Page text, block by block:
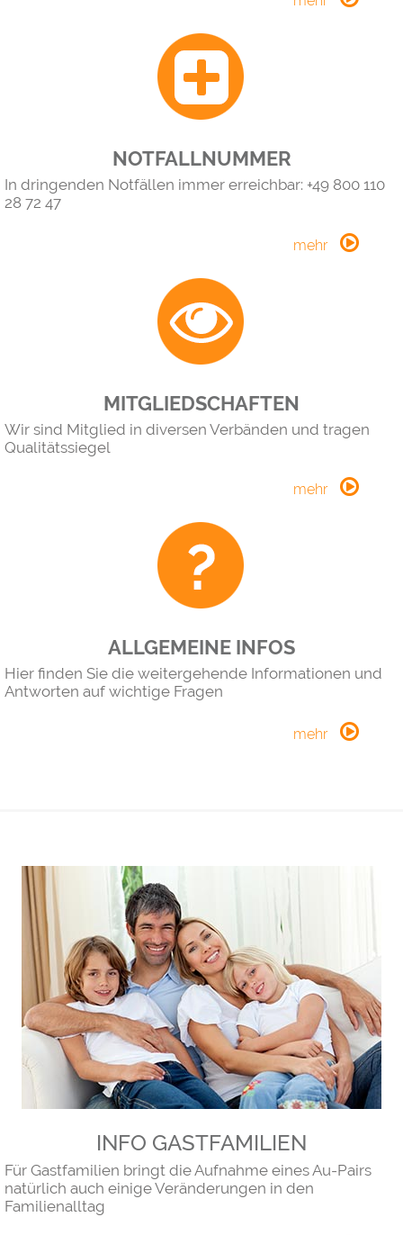
NOTFALLNUMMER
In dringenden Notfällen immer erreichbar: +49 800 110
28 72 47
MITGLIEDSCHAFTEN
Wir sind Mitglied in diversen Verbänden und tragen
Qualitätssiegel
ALLGEMEINE INFOS
Hier finden Sie die weitergehende Informationen und
Antworten auf wichtige Fragen
INFO GASTFAMILIEN
Für Gastfamilien bringt die Aufnahme eines Au-Pairs
natürlich auch einige Veränderungen in den
Familienalltag